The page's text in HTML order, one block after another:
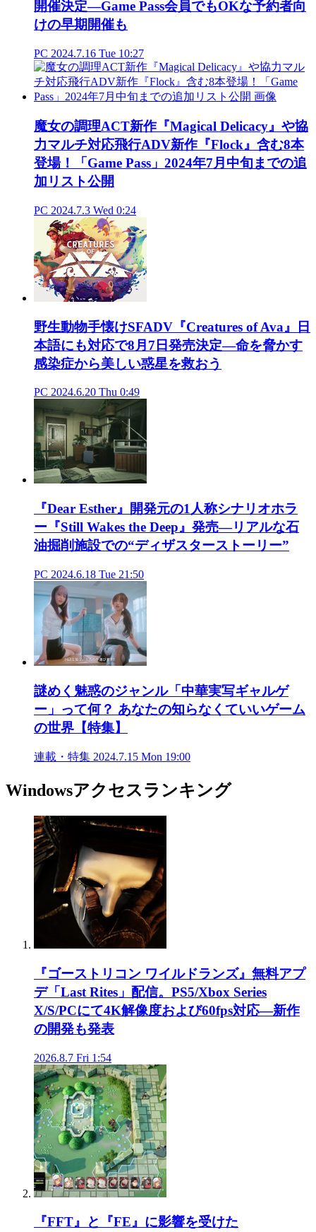
開催決定―Game Pass会員でもOKな予約者向
けの早期開催も
PC 2024.7.16 Tue 10:27
魔女の調理ACT新作『Magical Delicacy』や協
力マルチ対応飛行ADV新作『Flock』含む8本
登場！「Game Pass」2024年7月中旬までの追
加リスト公開
PC 2024.7.3 Wed 0:24
野生動物手懐けSFADV『Creatures of Ava』日
本語にも対応で8月7日発売決定―命を脅かす
感染症から美しい惑星を救おう
PC 2024.6.20 Thu 0:49
『Dear Esther』開発元の1人称シナリオホラ
ー『Still Wakes the Deep』発売―リアルな石
油掘削施設での“ディザスターストーリー”
PC 2024.6.18 Tue 21:50
謎めく魅惑のジャンル「中華実写ギャルゲ
ー」って何？ あなたの知らなくていいゲーム
の世界【特集】
連載・特集 2024.7.15 Mon 19:00
Windowsアクセスランキング
『ゴーストリコン ワイルドランズ』無料アプ
デ「Last Rites」配信。PS5/Xbox Series
X/S/PCにて4K解像度および60fps対応―新作
の開発も発表
2026.8.7 Fri 1:54
『FFT』と『FE』に影響を受けた